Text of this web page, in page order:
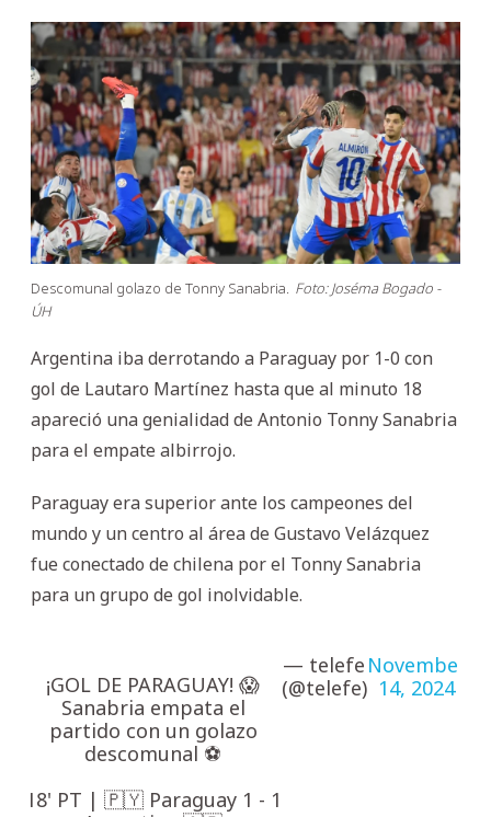
Descomunal golazo de Tonny Sanabria. Foto: Joséma Bogado -
ÚH
Argentina iba derrotando a Paraguay por 1-0 con
gol de Lautaro Martínez hasta que al minuto 18
apareció una genialidad de Antonio Tonny Sanabria
para el empate albirrojo.
Paraguay era superior ante los campeones del
mundo y un centro al área de Gustavo Velázquez
fue conectado de chilena por el Tonny Sanabria
para un grupo de gol inolvidable.
¡GOL DE PARAGUAY! 😱
Sanabria empata el
partido con un golazo
descomunal ⚽️
18' PT | 🇵🇾 Paraguay 1 - 1
— telefe
(@telefe)
November
14, 2024